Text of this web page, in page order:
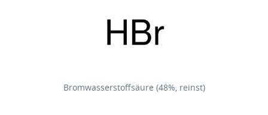
Bromwasserstoffsäure (48%, reinst)